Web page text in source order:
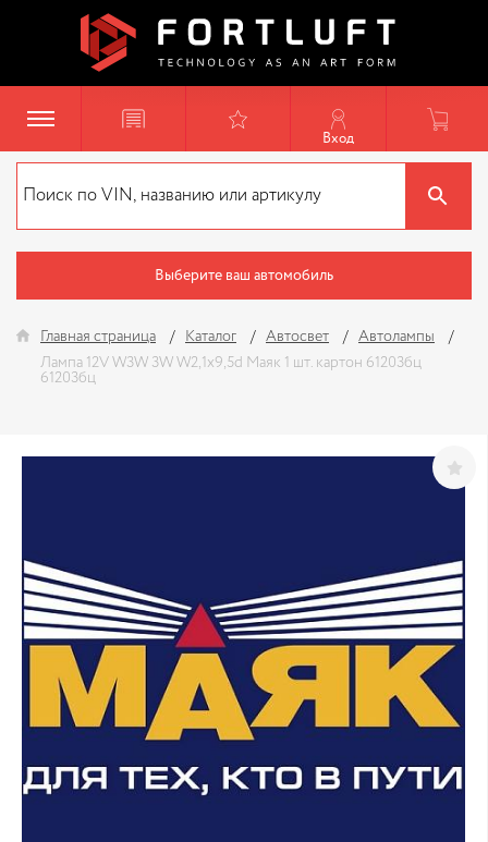
Вход
Выберите ваш автомобиль
Главная страница Каталог Автосвет
Автолампы
Лампа 12V W3W 3W W2,1x9,5d Маяк 1 шт. картон 61203бц
61203бц